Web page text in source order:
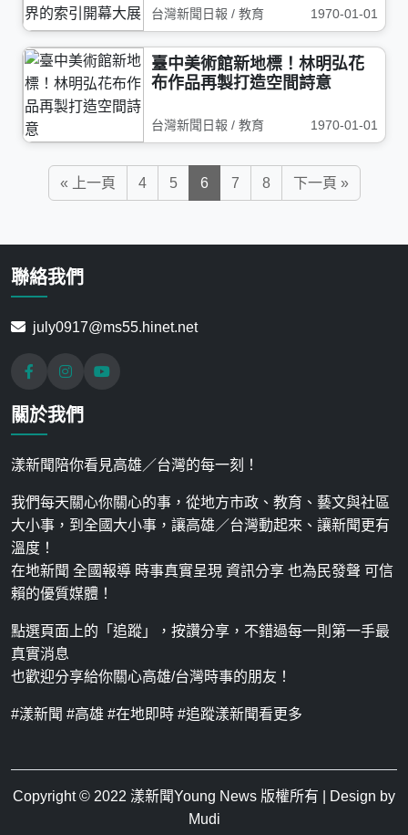
台灣新聞日報 / 教育 1970-01-01
臺中美術館新地標！林明弘花
布作品再製打造空間詩意
台灣新聞日報 / 教育 1970-01-01
« 上一頁 4 5 6 7 8 下一頁 »
聯絡我們
july0917@ms55.hinet.net
關於我們
漾新聞陪你看見高雄／台灣的每一刻！
我們每天關心你關心的事，從地方市政、教育、藝文與社區
大小事，到全國大小事，讓高雄／台灣動起來、讓新聞更有
溫度！
在地新聞 全國報導 時事真實呈現 資訊分享 也為民發聲 可信
賴的優質媒體！
點選頁面上的「追蹤」，按讚分享，不錯過每一則第一手最
真實消息
也歡迎分享給你關心高雄/台灣時事的朋友！
#漾新聞 #高雄 #在地即時 #追蹤漾新聞看更多
Copyright © 2022 漾新聞Young News 版權所有 | Design by
Mudi